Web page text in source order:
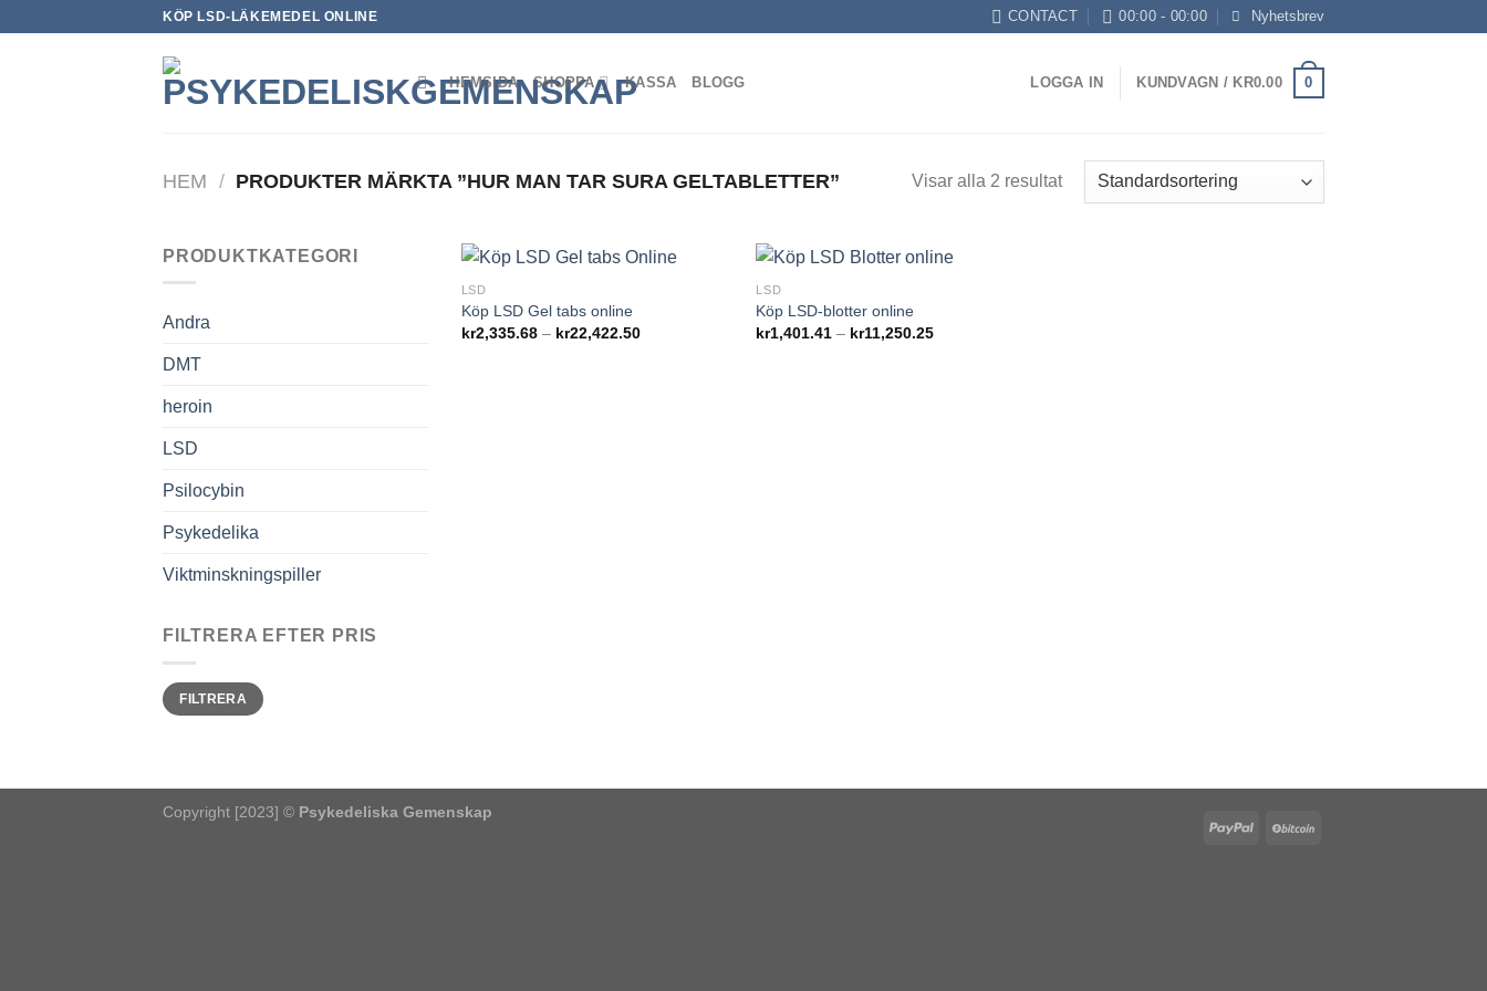
KÖP LSD-LÄKEMEDEL ONLINE CONTACT 00:00 - 00:00 Nyhetsbrev
HEMSIDA SHOPPA KASSA BLOGG LOGGA IN KUNDVAGN / KR0.00 0
HEM / PRODUKTER MÄRKTA ”HUR MAN TAR SURA GELTABLETTER” Visar alla 2 resultat
PRODUKTKATEGORI
Andra
DMT
heroin
LSD
Psilocybin
Psykedelika
Viktminskningspiller
FILTRERA EFTER PRIS
Pris
från
Pris
till
FILTRERA
LSD
Köp LSD Gel tabs online
kr2,335.68 – kr22,422.50Prisintervall:
LSD
Köp LSD-blotter online
kr1,401.41 – kr11,250.25Prisintervall:
Copyright [2023] © Psykedeliska Gemenskap